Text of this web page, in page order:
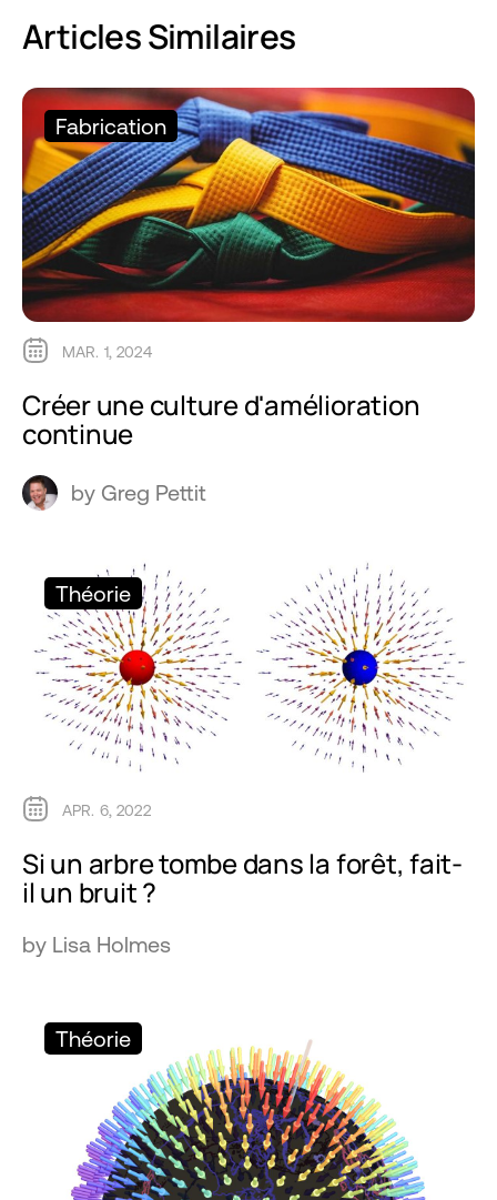
Articles Similaires
Fabrication
MAR. 1, 2024
Créer une culture d'amélioration
continue
by Greg Pettit
Théorie
APR. 6, 2022
Si un arbre tombe dans la forêt, fait-
il un bruit ?
by Lisa Holmes
Théorie